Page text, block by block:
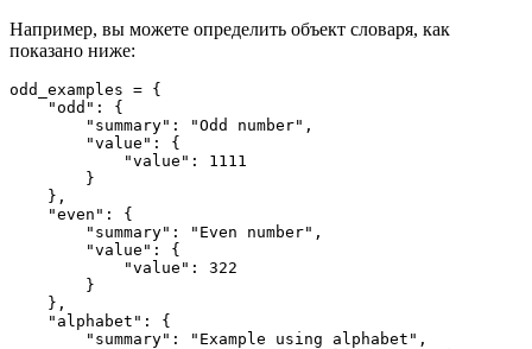
Например, вы можете определить объект словаря, как
показано ниже:
odd_examples = {
    "odd": {
        "summary": "Odd number",
        "value": {
            "value": 1111
        }
    },
    "even": {
        "summary": "Even number",
        "value": {
            "value": 322
        }
    },
    "alphabet": {
        "summary": "Example using alphabet",